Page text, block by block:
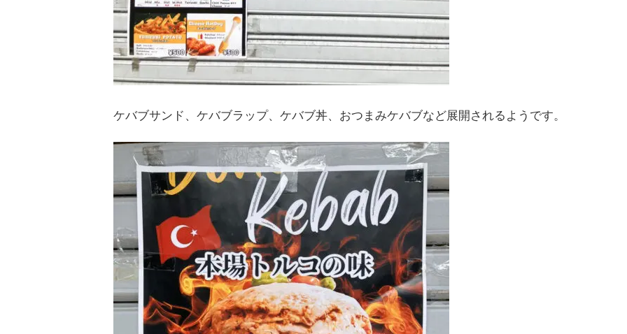
ケバブサンド、ケバブラップ、ケバブ丼、おつまみケバブなど展開されるようです。